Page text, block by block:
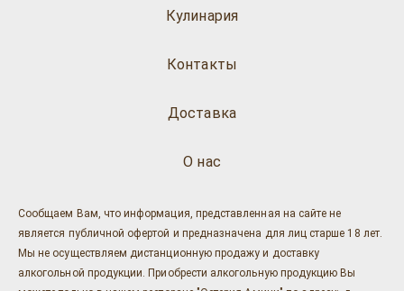
Кулинария
О нас
Доставка
Контакты
Сообщаем Вам, что информация, представленная на сайте не
является публичной офертой и предназначена для лиц старше 18 лет.
Мы не осуществляем дистанционную продажу и доставку
алкогольной продукции. Приобрести алкогольную продукцию Вы